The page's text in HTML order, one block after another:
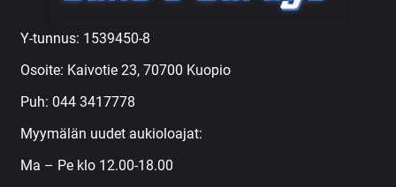
Y-tunnus: 1539450-8
Osoite: Kaivotie 23, 70700 Kuopio
Puh: 044 3417778
Myymälän uudet aukioloajat:
Ma – Pe klo 12.00-18.00